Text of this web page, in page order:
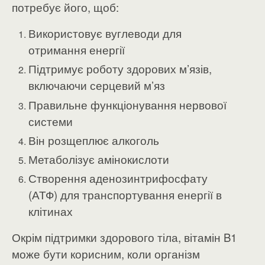
потребує його, щоб:
Використовує вуглеводи для
отримання енергії
Підтримує роботу здорових м’язів,
включаючи серцевий м’яз
Правильне функціонування нервової
системи
Він розщеплює алкоголь
Метаболізує амінокислоти
Створення аденозинтрифосфату
(АТФ) для транспортування енергії в
клітинах
Окрім підтримки здорового тіла, вітамін B1
може бути корисним, коли організм